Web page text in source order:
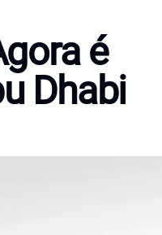
é
Dhabi